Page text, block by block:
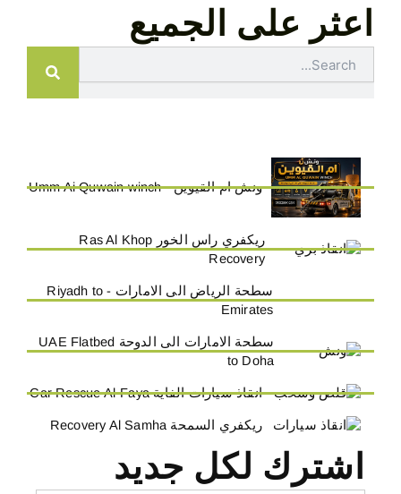
اعثر على الجميع
ونش ام القيوين - Umm Ai Quwain winch
ريكفري راس الخور Ras Al Khop
Recovery
سطحة الرياض الى الامارات - Riyadh to
Emirates
سطحة الامارات الى الدوحة UAE Flatbed
to Doha
انقاذ سيارات الفاية Car Rescue Al-Faya
ريكفري السمحة Recovery Al Samha
اشترك لكل جديد